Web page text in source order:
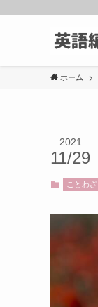
ホーム
2021
11/29
ことわざ